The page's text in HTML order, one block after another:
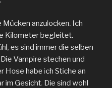
anzulocken. Ich
Kilometer begleitet.
es sind immer die selben
Vampire stechen und
Hose habe ich Stiche an
im Gesicht. Die sind wohl